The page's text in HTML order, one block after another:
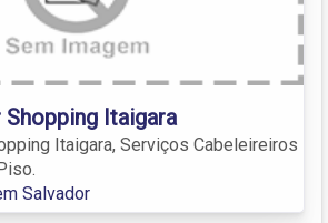
Itaigara
Itaigara, Serviços Cabeleireiros
Salvador